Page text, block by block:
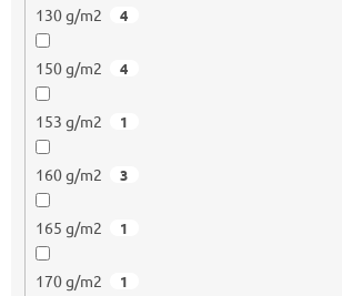
130 g/m2 4
150 g/m2 4
153 g/m2 1
160 g/m2 3
165 g/m2 1
170 g/m2 1